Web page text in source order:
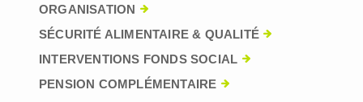
ORGANISATION
SÉCURITÉ ALIMENTAIRE & QUALITÉ
INTERVENTIONS FONDS SOCIAL
PENSION COMPLÉMENTAIRE